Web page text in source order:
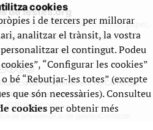
de festes.org
col·lecció editorial en format paper,
que fins aleshores havien estat
al nostre espai web. [+]
de Reconeixement No Comercial -
de Creative Commons
festes.org
de privadesa
cookies
i de tercers per millorar
analitzar el trànsit, la vostra
el contingut. Podeu
“Configurar les cookies”
bé “Rebutjar-les totes” (excepte
que són necessàries). Consulteu
cookiesper obtenir més